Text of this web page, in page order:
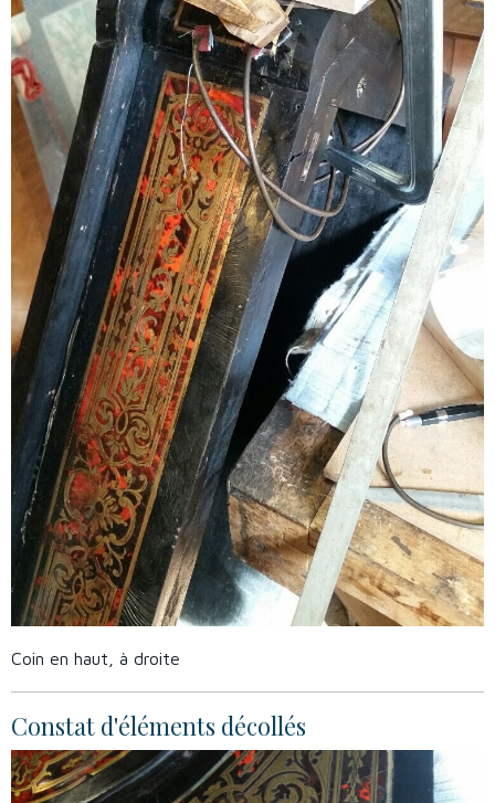
Coin en haut, à droite
Constat d'éléments décollés